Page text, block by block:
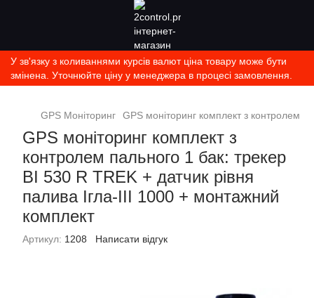
У зв'язку з коливаннями курсів валют ціна товару може бути
змінена. Уточнюйте ціну у менеджера в процесі замовлення.
GPS Моніторинг GPS моніторинг комплект з контролем
GPS моніторинг комплект з
контролем пального 1 бак: трекер
BI 530 R TREK + датчик рівня
палива Ігла-ІІІ 1000 + монтажний
комплект
Артикул: 1208 Написати відгук